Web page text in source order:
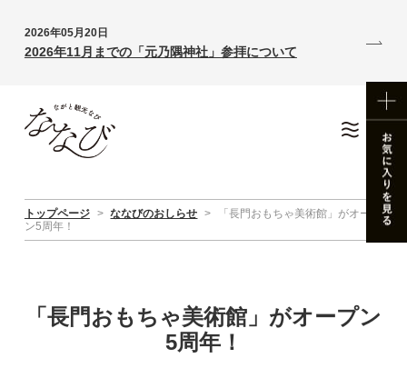
2026年05月20日
2026年11月までの「元乃隅神社」参拝について
トップページ > ななびのおしらせ >
「長門おもちゃ美術館」がオープ
ン5周年！
「長門おもちゃ美術館」がオープン
5周年！